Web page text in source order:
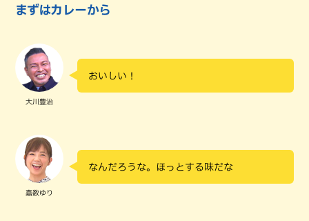
まずはカレーから
大川豊治
おいしい！
嘉数ゆり
なんだろうな。ほっとする味だな